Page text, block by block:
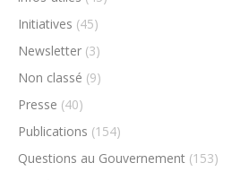
Initiatives (45)
Newsletter (3)
Non classé (9)
Presse (40)
Publications (154)
Questions au Gouvernement (153)